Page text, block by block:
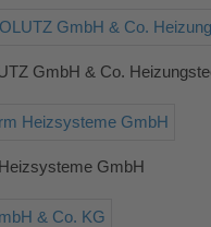
GmbH & Co.
GmbH